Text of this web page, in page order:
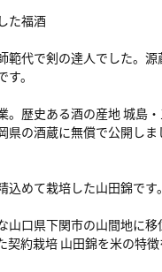
た福酒
範代で剣の達人でした。
。
。歴史ある酒の産地 城島
県の酒蔵に無償で公開し
込めて栽培した山田錦で
山口県下関市の山間地に
契約栽培 山田錦を米の特